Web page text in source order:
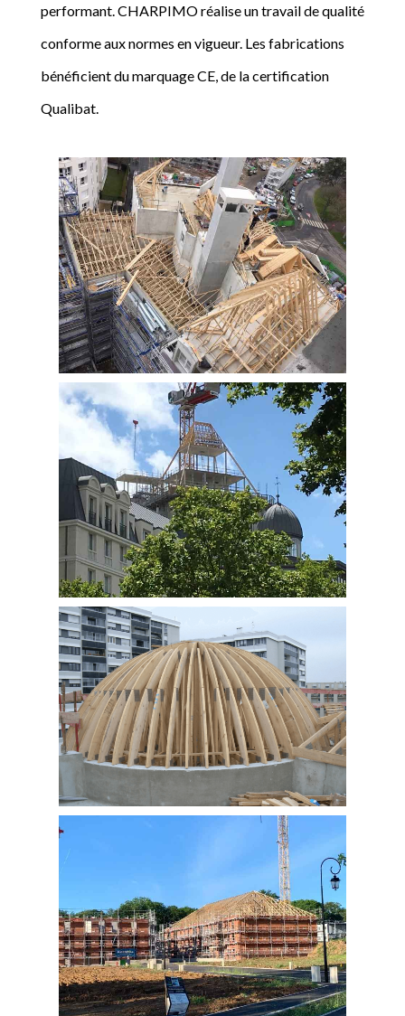
performant. CHARPIMO réalise un travail de qualité
conforme aux normes en vigueur. Les fabrications
bénéficient du marquage CE, de la certification
Qualibat.